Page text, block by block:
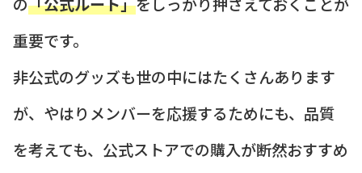
重要です。
非公式のグッズも世の中にはたくさんあります
が、やはりメンバーを応援するためにも、品質
を考えても、公式ストアでの購入が断然おすすめ